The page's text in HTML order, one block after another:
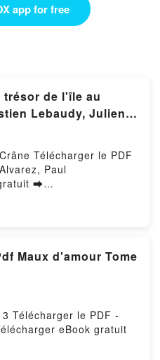
app for free
trésor de l'île au
Lebaudy, Julien
téléchargement
Télécharger le PDF
Paul
➡
de l'île au Crâne Livre
Paul Streto PDF, Le
Lebaudy, Julien
trésor de l'île au
Alvarez, Paul Streto
au Crâne Bastien
Streto Audiobook, Le
Lebaudy, Julien
Maux d'amour Tome
Télécharger le PDF -
eBook gratuit